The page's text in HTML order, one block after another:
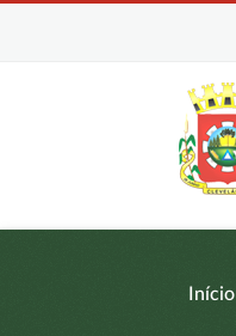
Início